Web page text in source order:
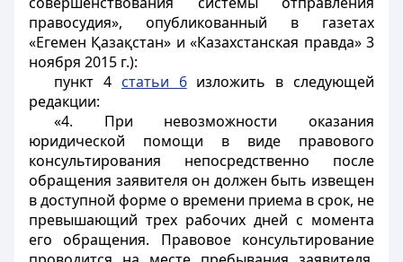
правосудия», опубликованный в газетах
«Егемен Қазақстан» и «Казахстанская правда» 3
ноября 2015 г.):
пункт 4 статьи 6изложить в следующей
редакции:
«4. При невозможности оказания
юридической помощи в виде правового
консультирования непосредственно после
обращения заявителя он должен быть извещен
в доступной форме о времени приема в срок, не
превышающий трех рабочих дней с момента
его обращения. Правовое консультирование